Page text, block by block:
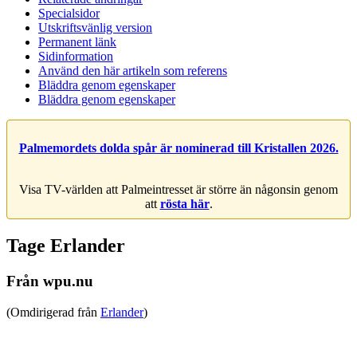
Specialsidor
Utskriftsvänlig version
Permanent länk
Sidinformation
Använd den här artikeln som referens
Bläddra genom egenskaper
Bläddra genom egenskaper
Palmemordets dolda spår är nominerad till Kristallen 2026.
Visa TV-världen att Palmeintresset är större än någonsin genom
att rösta här.
Tage Erlander
Från wpu.nu
(Omdirigerad från Erlander)